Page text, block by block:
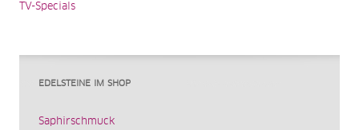
TV-Specials
EDELSTEINE IM SHOP
Saphirschmuck